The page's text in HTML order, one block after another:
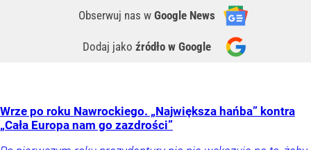
Obserwuj nas w Google News
Dodaj jako źródło w Google
Wrze po roku Nawrockiego. „Największa hańba” kontra
„Cała Europa nam go zazdrości”